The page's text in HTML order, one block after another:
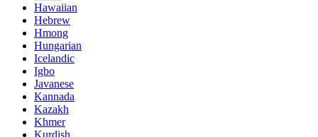
Hawaiian
Hebrew
Hmong
Hungarian
Icelandic
Igbo
Javanese
Kannada
Kazakh
Khmer